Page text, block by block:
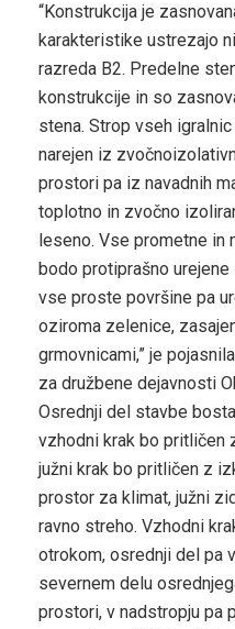
“Konstrukcija je
karakteristike ustrezajo
razreda B2. Predelne
konstrukcije in so
stena. Strop vseh
narejen iz
prostori pa iz navadnih
toplotno in zvočno
leseno. Vse prometne in
bodo protiprašno
vse proste površine pa
oziroma zelenice,
grmovnicami,” je
za družbene dejavnosti
Osrednji del stavbe
vzhodni krak bo pritličen
južni krak bo pritličen z
prostor za klimat, južni
ravno streho. Vzhodni
otrokom, osrednji del pa
severnem delu
prostori, v nadstropju pa